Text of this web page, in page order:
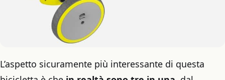
L’aspetto sicuramente più interessante di questa